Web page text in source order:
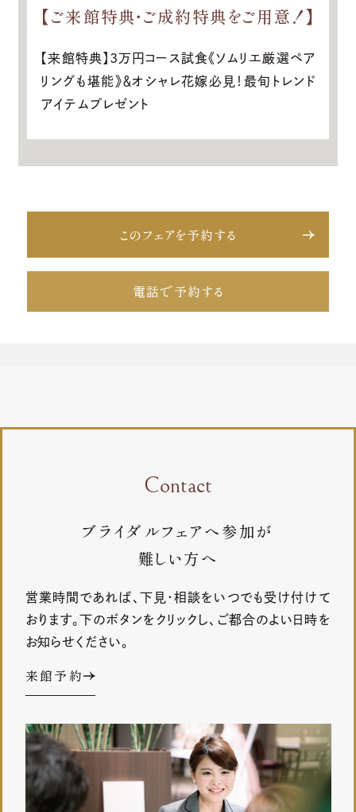
【ご来館特典・ご成約特典をご用意！】
【来館特典】3万円コース試食《ソムリエ厳選ペア
リングも堪能》＆オシャレ花嫁必見！最旬トレンド
アイテムプレゼント
このフェアを予約する
電話で予約する
Contact
ブライダルフェアへ参加が
難しい方へ
営業時間であれば、下見・相談をいつでも受け付けて
おります。下のボタンをクリックし、ご都合のよい日時を
お知らせください。
来館予約